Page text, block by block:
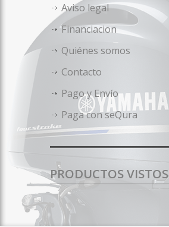
Aviso legal
Financiacion
Quiénes somos
Contacto
Pago y Envío
Paga con seQura
PRODUCTOS VISTOS